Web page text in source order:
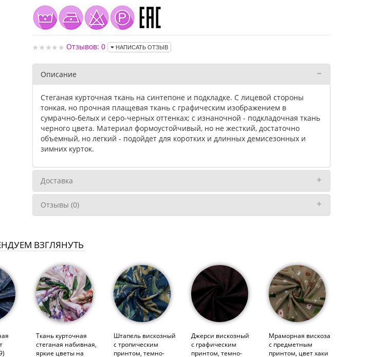
Отзывов: 0 НАПИСАТЬ ОТЗЫВ
Описание
Стеганая курточная ткань на синтепоне и подкладке. С лицевой стороны
тонкая, но прочная плащевая ткань с графическим изображением в
сумрачно-белых и серо-черных оттенках; с изнаночной - подкладочная ткань
черного цвета. Материал формоустойчивый, но не жесткий, достаточно
объемный, но легкий - подойдет для коротких и длинных демисезонных и
зимних курток.
Доставка
Отзывы (0)
ВЗГЛЯНУТЬ
Ткань курточная
стеганая набивная,
яркие цветы на
Штапель вискозный
с тропическим
принтом, темно-
Джерси вискозный
с графическим
принтом, темно-
Мраморная вискоза
с предметным
принтом, цвет хаки